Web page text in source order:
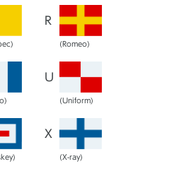
R
(Romeo)
U
(Uniform)
X
(X-ray)